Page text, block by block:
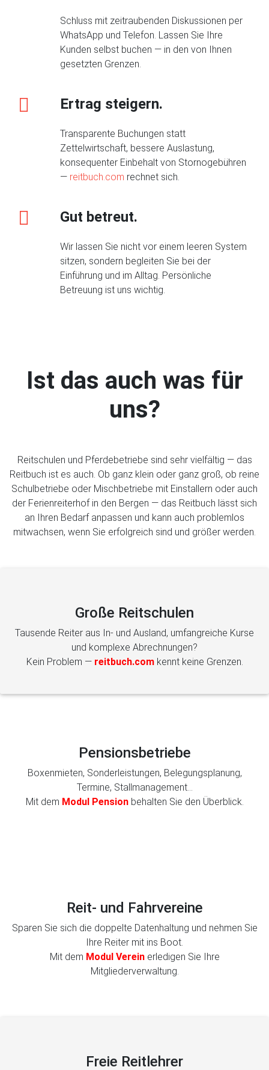
Schluss mit zeitraubenden Diskussionen per
WhatsApp und Telefon. Lassen Sie Ihre
Kunden selbst buchen — in den von Ihnen
gesetzten Grenzen.
Ertrag steigern.
Transparente Buchungen statt
Zettelwirtschaft, bessere Auslastung,
konsequenter Einbehalt von Stornogebühren
— reitbuch.com rechnet sich.
Gut betreut.
Wir lassen Sie nicht vor einem leeren System
sitzen, sondern begleiten Sie bei der
Einführung und im Alltag. Persönliche
Betreuung ist uns wichtig.
Ist das auch was für
uns?
Reitschulen und Pferdebetriebe sind sehr vielfältig — das
Reitbuch ist es auch. Ob ganz klein oder ganz groß, ob reine
Schulbetriebe oder Mischbetriebe mit Einstallern oder auch
der Ferienreiterhof in den Bergen — das Reitbuch lässt sich
an Ihren Bedarf anpassen und kann auch problemlos
mitwachsen, wenn Sie erfolgreich sind und größer werden.
Große Reitschulen
Tausende Reiter aus In- und Ausland, umfangreiche Kurse
und komplexe Abrechnungen?
Kein Problem — reitbuch.comkennt keine Grenzen.
Pensionsbetriebe
Boxenmieten, Sonderleistungen, Belegungsplanung,
Termine, Stallmanagement...
Mit dem Modul Pensionbehalten Sie den Überblick.
Reit- und Fahrvereine
Sparen Sie sich die doppelte Datenhaltung und nehmen Sie
Ihre Reiter mit ins Boot.
Mit dem Modul Vereinerledigen Sie Ihre
Mitgliederverwaltung.
Freie Reitlehrer